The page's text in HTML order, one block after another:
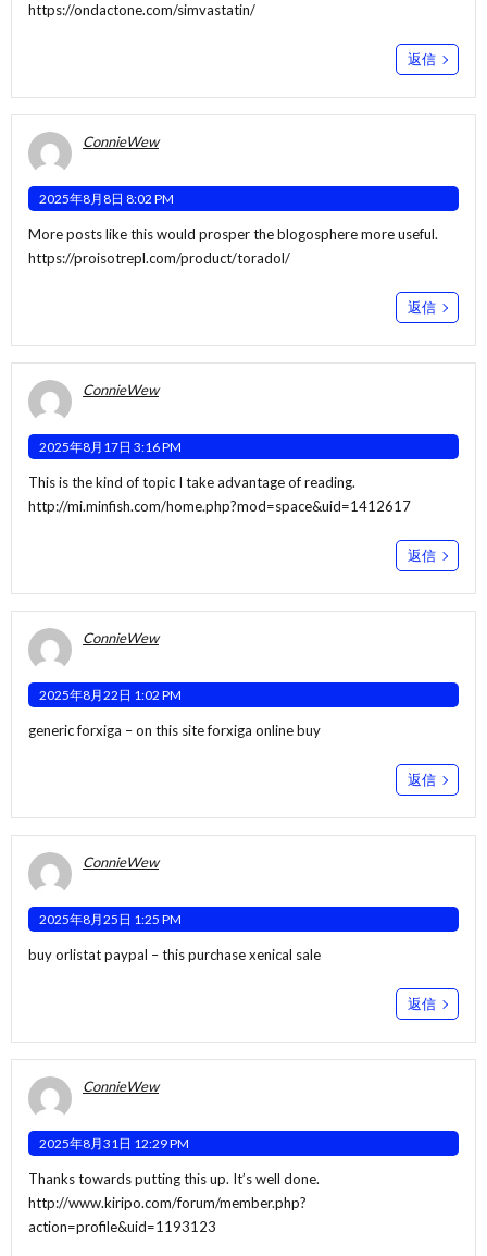
https://ondactone.com/simvastatin/
返信
ConnieWew
2025年8月8日 8:02 PM
More posts like this would prosper the blogosphere more useful.
https://proisotrepl.com/product/toradol/
返信
ConnieWew
2025年8月17日 3:16 PM
This is the kind of topic I take advantage of reading.
http://mi.minfish.com/home.php?mod=space&uid=1412617
返信
ConnieWew
2025年8月22日 1:02 PM
generic forxiga –on this siteforxiga online buy
返信
ConnieWew
2025年8月25日 1:25 PM
buy orlistat paypal –thispurchase xenical sale
返信
ConnieWew
2025年8月31日 12:29 PM
Thanks towards putting this up. It’s well done.
http://www.kiripo.com/forum/member.php?
action=profile&uid=1193123